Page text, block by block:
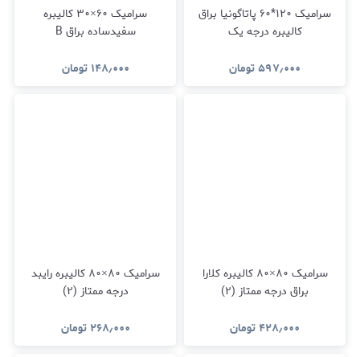
سرامیک ۱۲۰*۶۰ پاتاگونیا براق
کالیبره درجه یک
۵۹۷٫۰۰۰تومان
سرامیک ۶۰×۳۰ کالیبره
سفیدساده براق B
۱۴۸٫۰۰۰ تومان
سرامیک ۸۰×۸۰ کالیبره کلارا
براق درجه ممتاز (۲)
۴۲۸٫۰۰۰ تومان
سرامیک ۸۰×۸۰ کالیبره رایبد
درجه ممتاز (۲)
۲۶۸٫۰۰۰ تومان